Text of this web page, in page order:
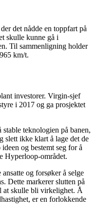
det nådde en toppfart på
skulle kunne gå i
Til sammenligning holder
km/t.
investorer. Virgin-sjef
i 2017 og ga prosjektet
teknologien på banen,
slett ikke klart å lage det de
og bestemt seg for å
Hyperloop-området.
og forsøker å selge
Dette markerer slutten på
at skulle bli virkelighet. Å
er en forlokkende